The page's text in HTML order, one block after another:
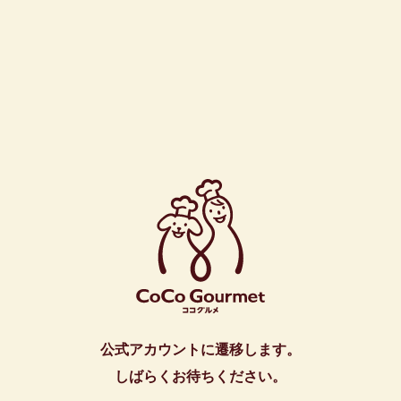
公式アカウントに遷移します。
しばらくお待ちください。